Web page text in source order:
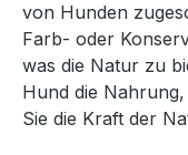
von Hunden
Farb- oder
was die Natur zu
Hund die
Sie die Kraft der